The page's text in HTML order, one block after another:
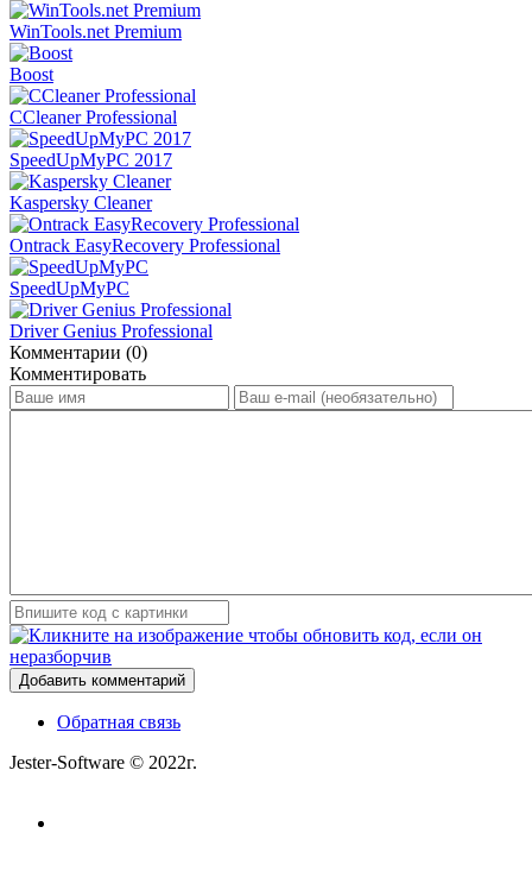
WinTools.net Premium
Boost
CCleaner Professional
SpeedUpMyPC 2017
Kaspersky Cleaner
Ontrack EasyRecovery Professional
SpeedUpMyPC
Driver Genius Professional
Комментарии (0)
Комментировать
Добавить комментарий
Обратная связь
Jester-Software © 2022г.